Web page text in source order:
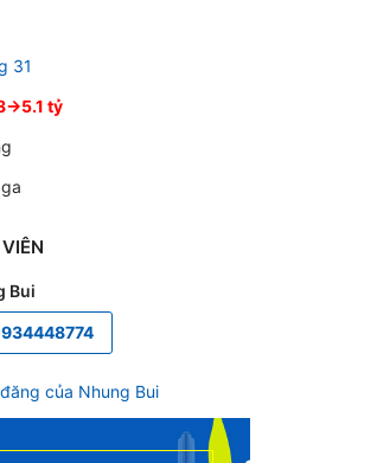
31
>5.1 tỷ
Bui
của Nhung Bui